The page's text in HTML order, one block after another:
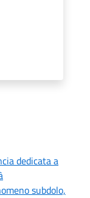
dedicata a
subdolo,